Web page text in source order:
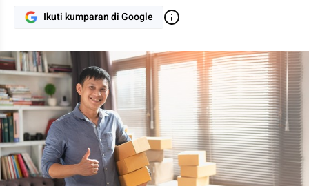
Ikuti kumparan di Google